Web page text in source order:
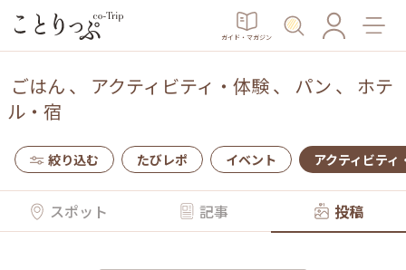
ガイド・マガジン
ごはん 、 アクティビティ・体験、 パン 、 ホテ
ル・宿
絞り込む たびレポ イベント アクティビティ
スポット 記事 投稿